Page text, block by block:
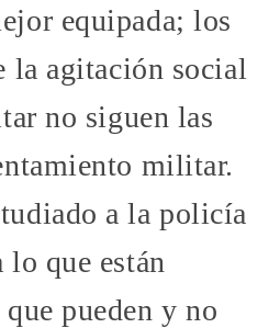
equipada; los
la agitación social
no siguen las
militar.
a la policía
que están
pueden y no